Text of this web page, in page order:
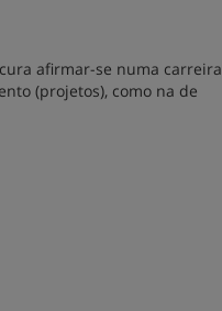
afirmar-se numa carreira
(projetos), como na de